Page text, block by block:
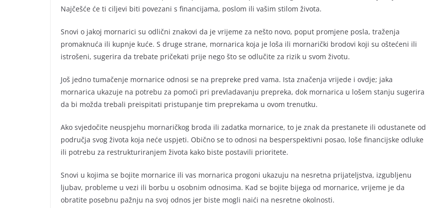
Najčešće će ti ciljevi biti povezani s financijama, poslom ili vašim stilom života.
Snovi o jakoj mornarici su odlični znakovi da je vrijeme za nešto novo, poput promjene posla, traženja
promaknuća ili kupnje kuće. S druge strane, mornarica koja je loša ili mornarički brodovi koji su oštećeni ili
istrošeni, sugerira da trebate pričekati prije nego što se odlučite za rizik u svom životu.
Još jedno tumačenje mornarice odnosi se na prepreke pred vama. Ista značenja vrijede i ovdje; jaka
mornarica ukazuje na potrebu za pomoći pri prevladavanju prepreka, dok mornarica u lošem stanju sugerira
da bi možda trebali preispitati pristupanje tim preprekama u ovom trenutku.
Ako svjedočite neuspjehu mornaričkog broda ili zadatka mornarice, to je znak da prestanete ili odustanete od
područja svog života koja neće uspjeti. Obično se to odnosi na besperspektivni posao, loše financijske odluke
ili potrebu za restrukturiranjem života kako biste postavili prioritete.
Snovi u kojima se bojite mornarice ili vas mornarica progoni ukazuju na nesretna prijateljstva, izgubljenu
ljubav, probleme u vezi ili borbu u osobnim odnosima. Kad se bojite bijega od mornarice, vrijeme je da
obratite posebnu pažnju na svoj odnos jer biste mogli naići na nesretne okolnosti.